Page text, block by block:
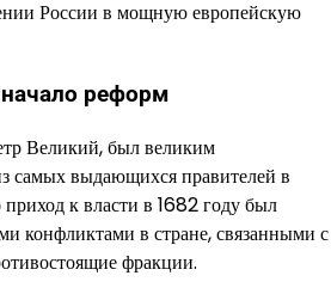
России в мощную европейскую
реформ
Великий, был великим
самых выдающихся правителей в
к власти в 1682 году был
конфликтами в стране, связанными с
фракции.